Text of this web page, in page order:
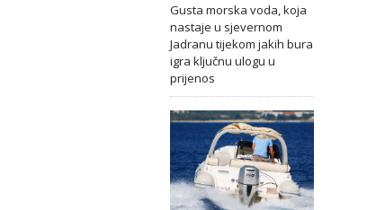
Gusta morska voda, koja
nastaje u sjevernom
Jadranu tijekom jakih bura
igra ključnu ulogu u
prijenos